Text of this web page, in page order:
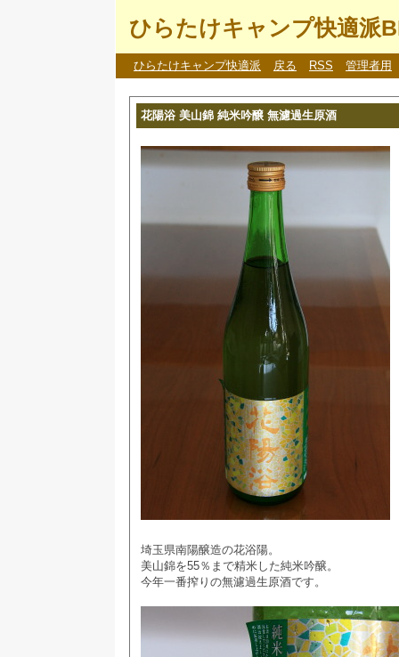
ひらたけキャンプ快適派
ひらたけキャンプ快適派 戻る RSS 管理者用
花陽浴 美山錦 純米吟醸 無濾過生原酒
埼玉県南陽醸造の花浴陽。
美山錦を55％まで精米した純米吟醸。
今年一番搾りの無濾過生原酒です。